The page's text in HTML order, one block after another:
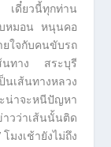
ดี๋ยวนี้ทุกท่าน
หมอน หนุนคอ
ใจกับคนขับรถ
นทาง สระบุรี
เส้นทางหลวง
น่าจะหนีปัญหา
าวว่าเส้นนั้นติด
มงเช้ายังไม่ถึง